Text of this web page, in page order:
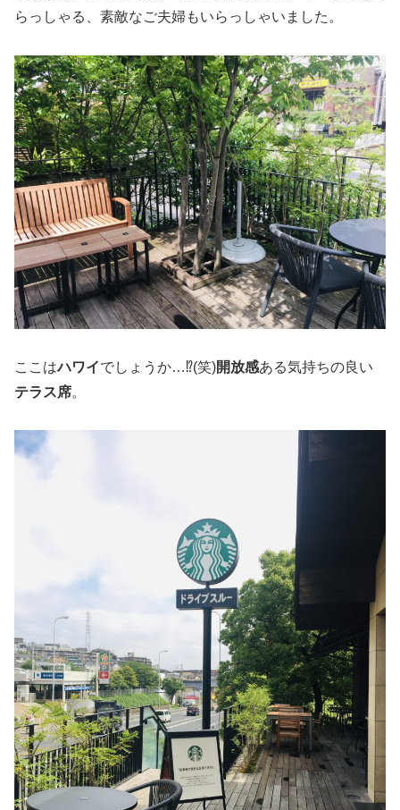
らっしゃる、素敵なご夫婦もいらっしゃいました。
ここはハワイでしょうか…⁉︎(笑)開放感ある気持ちの良い
テラス席。